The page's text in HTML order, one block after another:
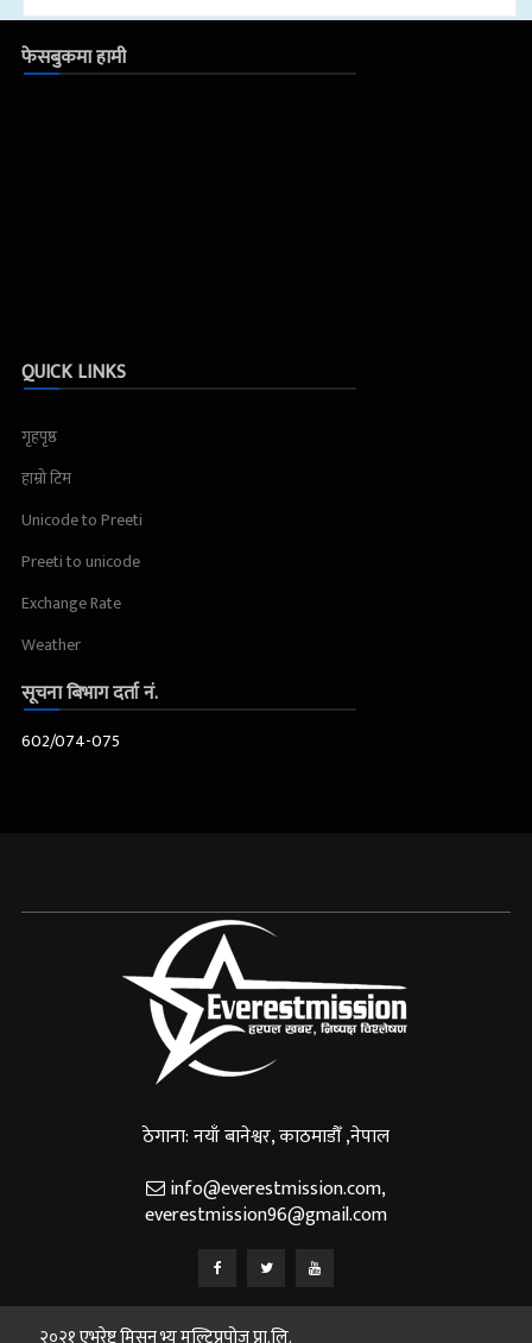
फेसबुकमा हामी
QUICK LINKS
गृहपृष्ठ
हाम्रो टिम
Unicode to Preeti
Preeti to unicode
Exchange Rate
Weather
सूचना बिभाग दर्ता नं.
602/074-075
ठेगाना: नयाँ बानेश्वर, काठमाडौँ ,नेपाल
info@everestmission.com,
everestmission96@gmail.com